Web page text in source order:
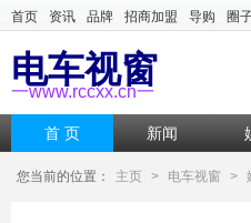
首页 资讯 品牌 招商加盟 导购 圈
电车视窗
一www.rccxx.cn一
首 页 新闻
您当前的位置： 主页 > 电车视窗 >